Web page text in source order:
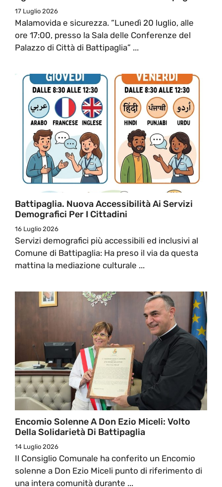
17 Luglio 2026
Malamovida e sicurezza. “Lunedì 20 luglio, alle
ore 17:00, presso la Sala delle Conferenze del
Palazzo di Città di Battipaglia” ...
Battipaglia. Nuova Accessibilità Ai Servizi
Demografici Per I Cittadini
16 Luglio 2026
Servizi demografici più accessibili ed inclusivi al
Comune di Battipaglia: Ha preso il via da questa
mattina la mediazione culturale ...
Encomio Solenne A Don Ezio Miceli: Volto
Della Solidarietà Di Battipaglia
14 Luglio 2026
Il Consiglio Comunale ha conferito un Encomio
solenne a Don Ezio Miceli punto di riferimento di
una intera comunità durante ...